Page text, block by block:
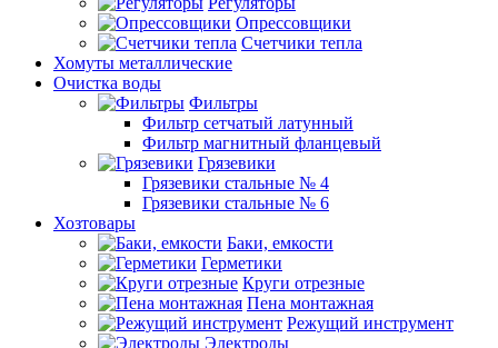
Опрессовщики
Счетчики тепла
Хомуты металлические
Очистка воды
Фильтры
Фильтр сетчатый латунный
Фильтр магнитный фланцевый
Грязевики
Грязевики стальные № 4
Грязевики стальные № 6
Хозтовары
Баки, емкости
Герметики
Круги отрезные
Пена монтажная
Режущий инструмент
Электроды